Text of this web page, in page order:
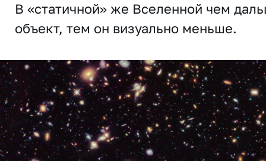
В «статичной» же Вселенной чем
объект, тем он визуально меньше.